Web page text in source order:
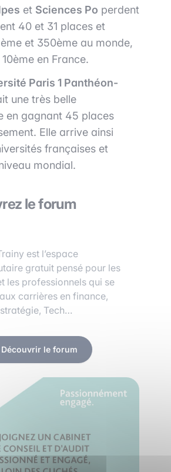
et Sciences Po perdent
40 et 31 places et
et 350ème au monde,
en France.
Paris 1 Panthéon-
une très belle
en gagnant 45 places
Elle arrive ainsi
françaises et
mondial.
le forum
est l’espace
gratuit pensé pour les
les professionnels qui se
carrières en finance,
Tech…
Découvrir le forum